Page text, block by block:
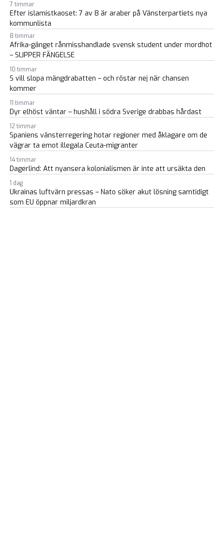
7 timmar
Efter islamistkaoset: 7 av 8 är araber på Vänsterpartiets nya
kommunlista
8 timmar
Afrika-gänget rånmisshandlade svensk student under mordhot
– SLIPPER FÄNGELSE
10 timmar
S vill slopa mängdrabatten – och röstar nej när chansen
kommer
11 timmar
Dyr elhöst väntar – hushåll i södra Sverige drabbas hårdast
12 timmar
Spaniens vänsterregering hotar regioner med åklagare om de
vägrar ta emot illegala Ceuta-migranter
14 timmar
Dagerlind: Att nyansera kolonialismen är inte att ursäkta den
1 dag
Ukrainas luftvärn pressas – Nato söker akut lösning samtidigt
som EU öppnar miljardkran